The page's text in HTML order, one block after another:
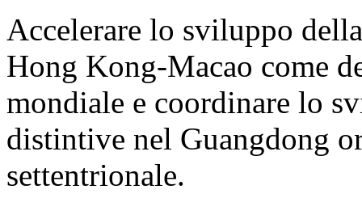
Accelerare lo sviluppo
Hong Kong-Macao come
mondiale e coordinare lo
distintive nel Guangdong
settentrionale.